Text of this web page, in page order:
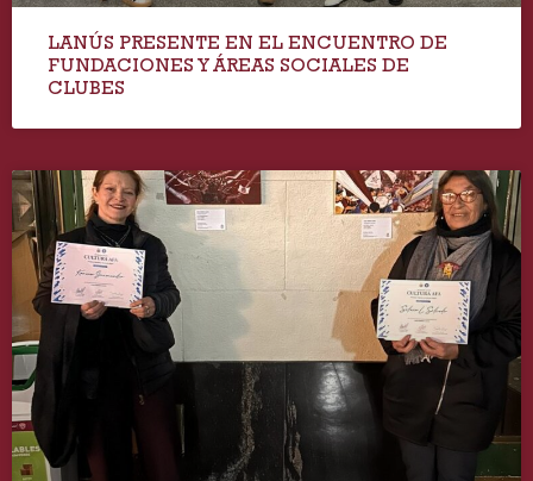
LANÚS PRESENTE EN EL ENCUENTRO DE
FUNDACIONES Y ÁREAS SOCIALES DE
CLUBES